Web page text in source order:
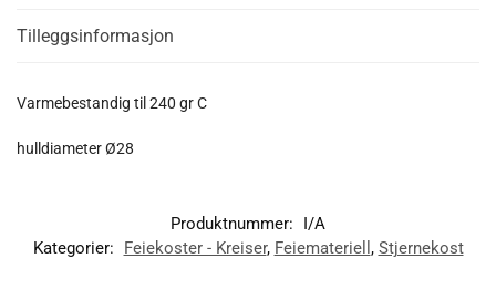
Tilleggsinformasjon
Varmebestandig til 240 gr C
hulldiameter Ø28
Produktnummer:
I/A
Kategorier:
Feiekoster - Kreiser, Feiemateriell , Stjernekost